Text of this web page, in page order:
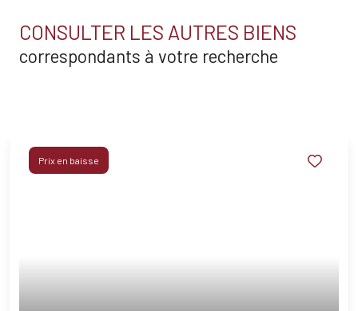
CONSULTER LES AUTRES BIENS
correspondants à votre recherche
Prix en baisse